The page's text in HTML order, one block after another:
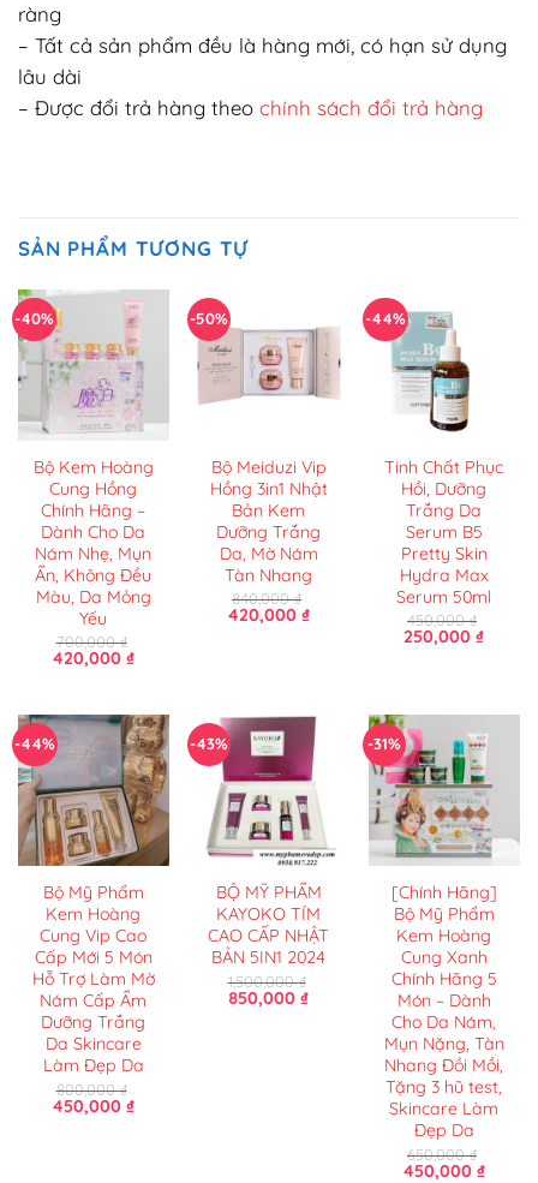
ràng
– Tất cả sản phẩm đều là hàng mới, có hạn sử dụng
lâu dài
– Được đổi trả hàng theo chính sách đổi trả hàng
SẢN PHẨM TƯƠNG TỰ
-40%
Bộ Kem Hoàng
Cung Hồng
Chính Hãng –
Dành Cho Da
Nám Nhẹ, Mụn
Ẩn, Không Đều
Màu, Da Mỏng
Yếu
700,000₫
Giá
420,000₫Giá
420,000 ₫.
-50%
Bộ Meiduzi Vip
Hồng 3in1 Nhật
Bản Kem
Dưỡng Trắng
Da, Mờ Nám
Tàn Nhang
840,000₫
Giá
420,000₫Giá
-44%
Tinh Chất Phục
Hồi, Dưỡng
Trắng Da
Serum B5
Pretty Skin
Hydra Max
Serum 50ml
450,000₫
Giá
250,000₫Giá
-44%
Bộ Mỹ Phẩm
Kem Hoàng
Cung Vip Cao
Cấp Mới 5 Món
Hỗ Trợ Làm Mờ
Nám Cấp Ẩm
Dưỡng Trắng
Da Skincare
Làm Đẹp Da
800,000₫
Giá
450,000₫Giá
-43%
BỘ MỸ PHẨM
KAYOKO TÍM
CAO CẤP NHẬT
BẢN 5IN1 2024
1,500,000₫
Giá
850,000₫Giá
850,000 ₫.
-31%
[Chính Hãng]
Bộ Mỹ Phẩm
Kem Hoàng
Cung Xanh
Chính Hãng 5
Món – Dành
Cho Da Nám,
Mụn Nặng, Tàn
Nhang Đồi Mồi,
Tặng 3 hũ test,
Skincare Làm
Đẹp Da
650,000₫
Giá
450,000₫Giá